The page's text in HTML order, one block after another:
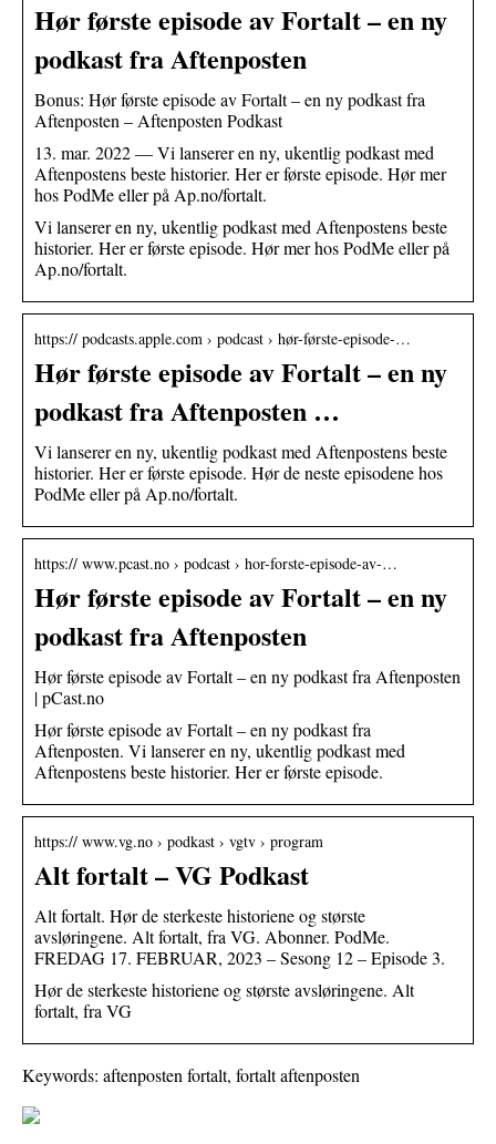
Hør første episode av Fortalt – en ny
podkast fra Aftenposten
Bonus: Hør første episode av Fortalt – en ny podkast fra
Aftenposten – Aftenposten Podkast
13. mar. 2022 — Vi lanserer en ny, ukentlig podkast med
Aftenpostens beste historier. Her er første episode. Hør mer
hos PodMe eller på Ap.no/fortalt.
Vi lanserer en ny, ukentlig podkast med Aftenpostens beste
historier. Her er første episode. Hør mer hos PodMe eller på
Ap.no/fortalt.
https:// podcasts.apple.com › podcast › hør-første-episode-…
Hør første episode av Fortalt – en ny
podkast fra Aftenposten …
Vi lanserer en ny, ukentlig podkast med Aftenpostens beste
historier. Her er første episode. Hør de neste episodene hos
PodMe eller på Ap.no/fortalt.
https:// www.pcast.no › podcast › hor-forste-episode-av-…
Hør første episode av Fortalt – en ny
podkast fra Aftenposten
Hør første episode av Fortalt – en ny podkast fra Aftenposten
| pCast.no
Hør første episode av Fortalt – en ny podkast fra
Aftenposten. Vi lanserer en ny, ukentlig podkast med
Aftenpostens beste historier. Her er første episode.
https:// www.vg.no › podkast › vgtv › program
Alt fortalt – VG Podkast
Alt fortalt. Hør de sterkeste historiene og største
avsløringene. Alt fortalt, fra VG. Abonner. PodMe.
FREDAG 17. FEBRUAR, 2023 – Sesong 12 – Episode 3.
Hør de sterkeste historiene og største avsløringene. Alt
fortalt, fra VG
Keywords: aftenposten fortalt, fortalt aftenposten